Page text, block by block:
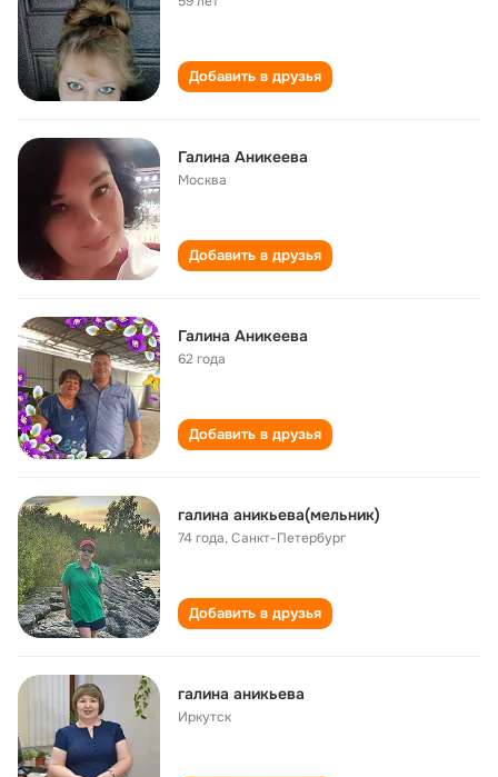
Добавить в друзья
Галина Аникеева
Москва
Добавить в друзья
Галина Аникеева
62 года
Добавить в друзья
галина аникьева(мельник)
74 года,Санкт-Петербург
Добавить в друзья
галина аникьева
Иркутск